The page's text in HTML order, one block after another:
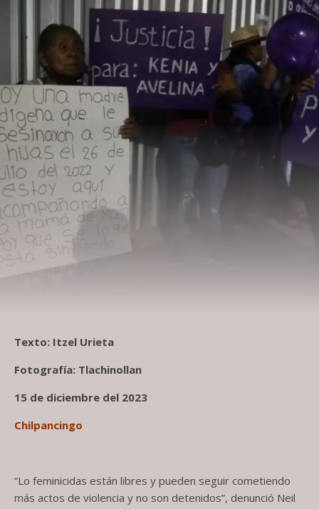
Texto: Itzel Urieta
Fotografía: Tlachinollan
15 de diciembre del 2023
Chilpancingo
“Lo feminicidas están libres y pueden seguir cometiendo
más actos de violencia y no son detenidos”, denunció Neil